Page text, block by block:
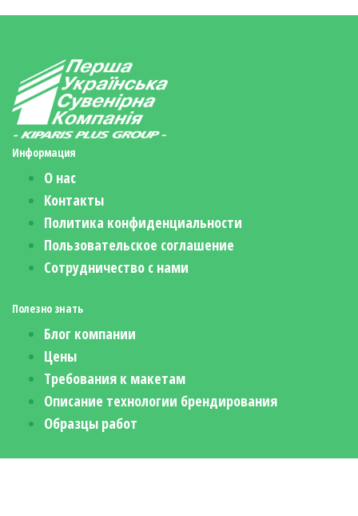
Информация
О нас
Контакты
Политика конфиденциальности
Пользовательское соглашение
Сотрудничество с нами
Полезно знать
Блог компании
Цены
Требования к макетам
Описание технологии брендирования
Образцы работ